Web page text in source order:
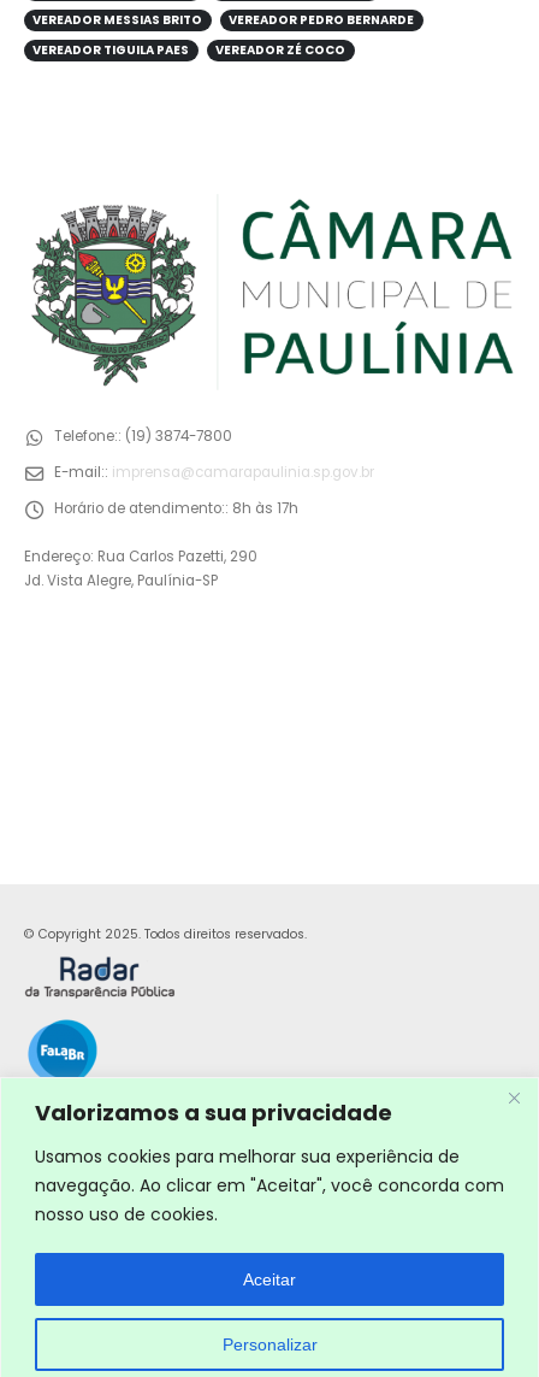
Valorizamos a sua privacidade
Usamos cookies para melhorar sua experiência de
navegação. Ao clicar em "Aceitar", você concorda com
nosso uso de cookies.
Personalizar
Aceitar
VEREADOR MESSIAS BRITO
VEREADOR PEDRO BERNARDE
VEREADOR TIGUILA PAES
VEREADOR ZÉ COCO
Telefone:: (19) 3874-7800
E-mail:: imprensa@camarapaulinia.sp.gov.br
Horário de atendimento:: 8h às 17h
Endereço: Rua Carlos Pazetti, 290
Jd. Vista Alegre, Paulínia-SP
© Copyright 2025. Todos direitos reservados.